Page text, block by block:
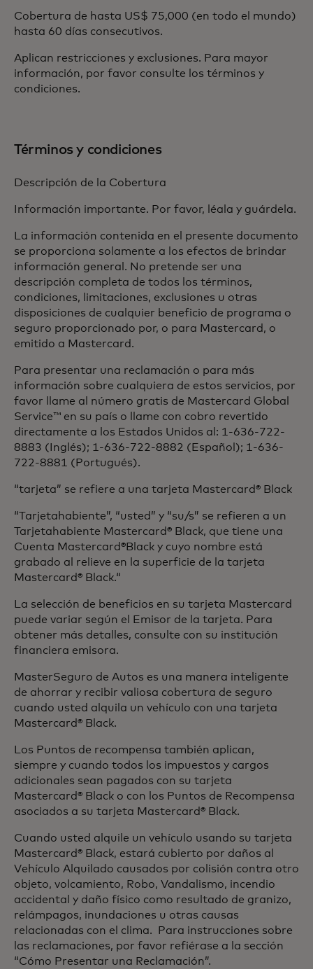
Cobertura de hasta US$ 75,000 (en todo el mundo)
hasta 60 días consecutivos.
Aplican restricciones y exclusiones. Para mayor
información, por favor consulte los términos y
condiciones.
Términos y condiciones
Descripción de la Cobertura
Información importante. Por favor, léala y guárdela.
La información contenida en el presente documento
se proporciona solamente a los efectos de brindar
información general. No pretende ser una
descripción completa de todos los términos,
condiciones, limitaciones, exclusiones u otras
disposiciones de cualquier beneficio de programa o
seguro proporcionado por, o para Mastercard, o
emitido a Mastercard.
Para presentar una reclamación o para más
información sobre cualquiera de estos servicios, por
favor llame al número gratis de Mastercard Global
Service™ en su país o llame con cobro revertido
directamente a los Estados Unidos al: 1-636-722-
8883 (Inglés); 1-636-722-8882 (Español); 1-636-
722-8881 (Portugués).
“tarjeta” se refiere a una tarjeta Mastercard® Black
“Tarjetahabiente”, “usted” y “su/s” se refieren a un
Tarjetahabiente Mastercard® Black, que tiene una
Cuenta Mastercard®Black y cuyo nombre está
grabado al relieve en la superficie de la tarjeta
Mastercard® Black.“
La selección de beneficios en su tarjeta Mastercard
puede variar según el Emisor de la tarjeta. Para
obtener más detalles, consulte con su institución
financiera emisora.
MasterSeguro de Autos es una manera inteligente
de ahorrar y recibir valiosa cobertura de seguro
cuando usted alquila un vehículo con una tarjeta
Mastercard® Black.
Los Puntos de recompensa también aplican,
siempre y cuando todos los impuestos y cargos
adicionales sean pagados con su tarjeta
Mastercard® Black o con los Puntos de Recompensa
asociados a su tarjeta Mastercard® Black.
Cuando usted alquile un vehículo usando su tarjeta
Mastercard® Black, estará cubierto por daños al
Vehículo Alquilado causados por colisión contra otro
objeto, volcamiento, Robo, Vandalismo, incendio
accidental y daño físico como resultado de granizo,
relámpagos, inundaciones u otras causas
relacionadas con el clima. Para instrucciones sobre
las reclamaciones, por favor refiérase a la sección
“Cómo Presentar una Reclamación”.